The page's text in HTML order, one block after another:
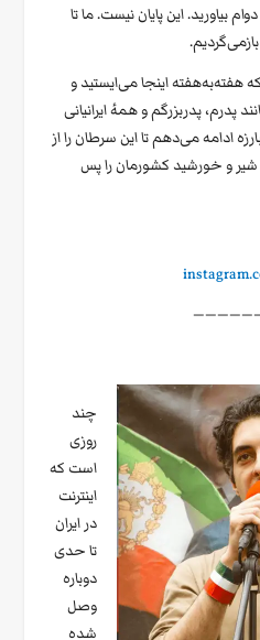
بیاورید. این پایان نیست. ما تا
هفته‌به‌هفته اینجا می‌ایستید و
پدرم، پدربزرگم و همهٔ ایرانیانی
ادامه می‌دهم تا این سرطان را از
شیر و خورشید کشورمان را پس
چند
روزی
است که
اینترنت
در ایران
تا حدی
دوباره
وصل
شده